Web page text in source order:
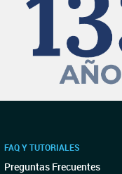
FAQ Y TUTORIALES
Preguntas Frecuentes